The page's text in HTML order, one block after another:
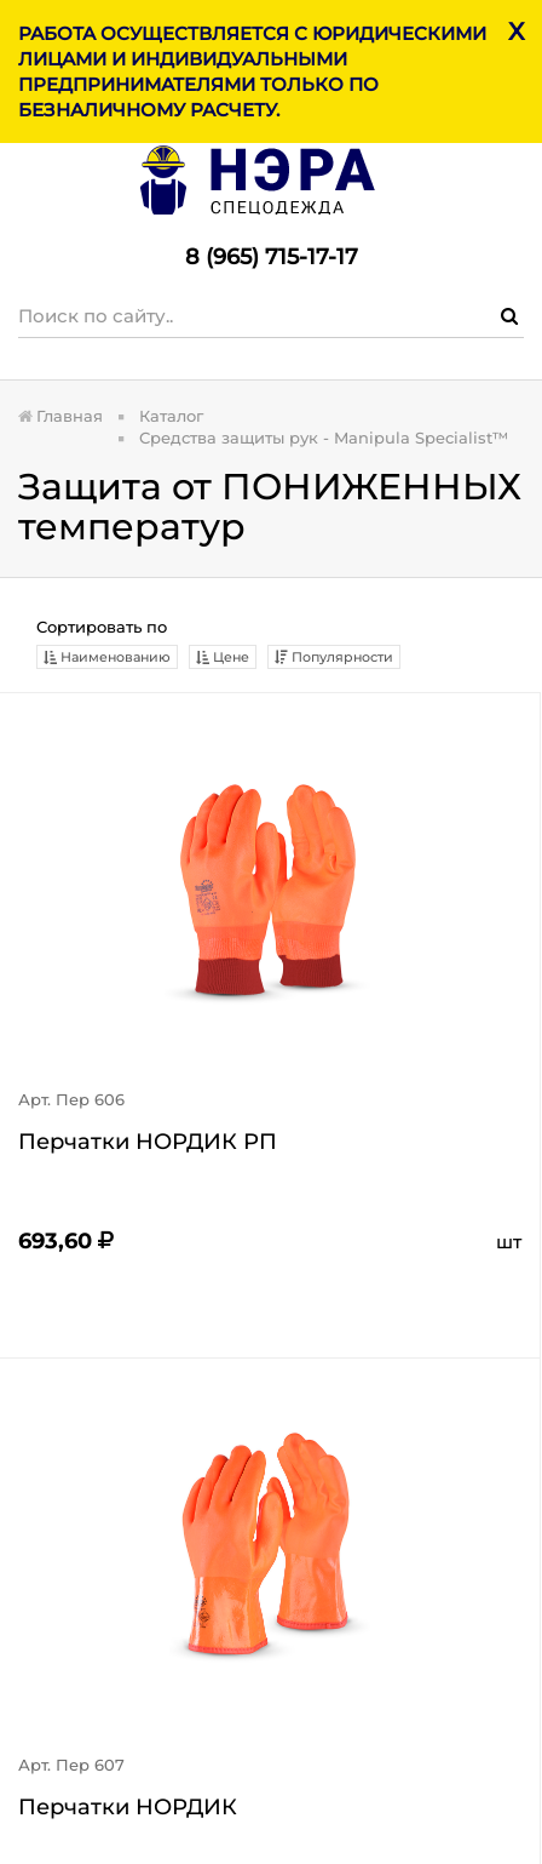
РАБОТА ОСУЩЕСТВЛЯЕТСЯ С ЮРИДИЧЕСКИМИ
ЛИЦАМИ И ИНДИВИДУАЛЬНЫМИ
ПРЕДПРИНИМАТЕЛЯМИ ТОЛЬКО ПО
БЕЗНАЛИЧНОМУ РАСЧЕТУ.
X
8 (965) 715-17-17
Главная
Каталог
Средства защиты рук - Manipula Specialist™
Защита от ПОНИЖЕННЫХ
температур
Сортировать по
Наименованию Цене Популярности
Арт. Пер 606
Перчатки НОРДИК РП
693,60 шт
Арт. Пер 607
Перчатки НОРДИК